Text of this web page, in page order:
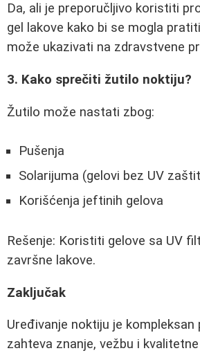
Da, ali je preporučljivo koristiti
gel lakove kako bi se mogla
može ukazivati na zdravstvene
3. Kako sprečiti žutilo noktiju?
Žutilo može nastati zbog:
Pušenja
Solarijuma (gelovi bez UV
Korišćenja jeftinih gelova
Rešenje: Koristiti gelove sa UV
završne lakove.
Zaključak
Uređivanje noktiju je kompleksan
zahteva znanje, vežbu i